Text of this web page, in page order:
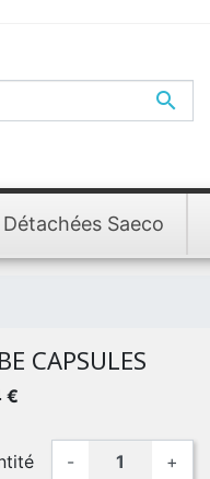

Détachées Saeco
CAPSULES
€
- +